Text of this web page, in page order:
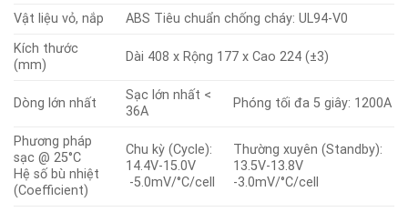
Vật liệu vỏ, nắp
ABS Tiêu chuẩn chống cháy: UL94-V0
Kích thước
(mm)
Dài 408 x Rộng 177 x Cao 224 (±3)
Dòng lớn nhất
Sạc lớn nhất <
36A
Phóng tối đa 5 giây: 1200A
Phương pháp
sạc @ 25°C
Hệ số bù nhiệt
(Coefficient)
Chu kỳ (Cycle):
14.4V-15.0V
-5.0mV/°C/cell
Thường xuyên (Standby):
13.5V-13.8V
-3.0mV/°C/cell